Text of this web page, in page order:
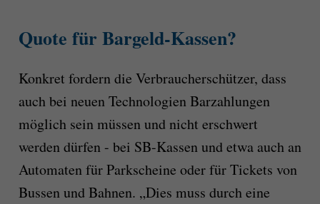
Quote für Bargeld-Kassen?
Konkret fordern die Verbraucherschützer, dass
auch bei neuen Technologien Barzahlungen
möglich sein müssen und nicht erschwert
werden dürfen - bei SB-Kassen und etwa auch an
Automaten für Parkscheine oder für Tickets von
Bussen und Bahnen. „Dies muss durch eine